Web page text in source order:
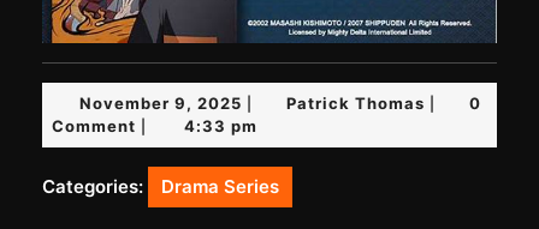
November 9, 2025 November
9,
2025
Patrick Thomas Patrick
0
Comment
4:33 pm
Categories: Drama Series